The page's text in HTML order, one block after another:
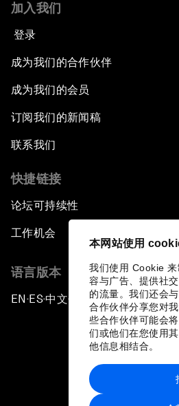
本网站使用
我们使用 Cookie
容与广告、提供社
的流量。我们还会
合作伙伴分享您对
些合作伙伴可能会
们或他们在您使用
他信息相结合。
加入我们
登录
成为我们的合作伙伴
成为我们的会员
订阅我们的新闻稿
联系我们
快捷链接
论坛可持续性
工作机会
语言版本
EN ▪ES▪中文▪ 日本語